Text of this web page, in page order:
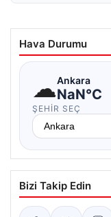
Hava Durumu
☁Ankara
NaN°C
ŞEHIR SEÇ
Bizi Takip Edin